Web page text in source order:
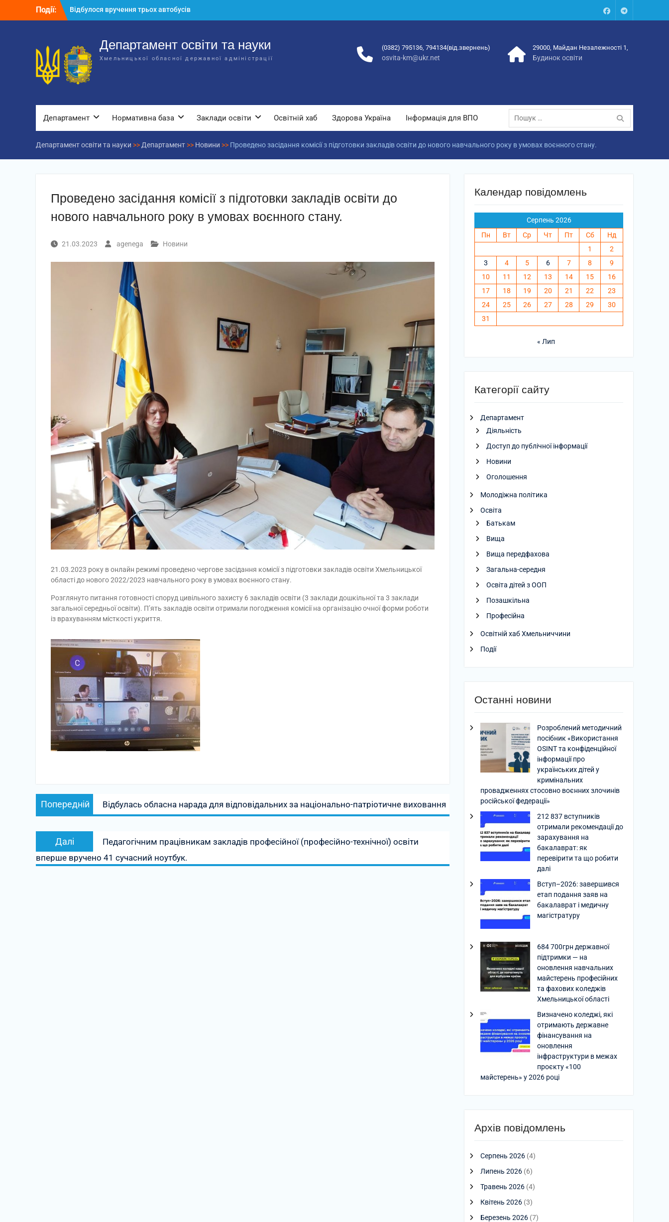
Події:
Відбулося вручення трьох автобусів
для потреб закладів освіти
Департаменту освіти та науки обласної
державної адміністрації
Відбулась обласна нарада для
відповідальних за національно-
патріотичне виховання
FacebookTalegram
Департамент освіти та науки
Хмельницької обласної державної адміністрації
(0382) 795136, 794134(від.звернень)
osvita-km@ukr.net
29000, Майдан Незалежності 1,
Будинок освіти
Департамент Нормативна база Заклади освіти Освітній хаб Здорова Україна Інформація для ВПО
Пошук:
Департамент освіти та науки >> Департамент >> Новини >> Проведено засідання комісії з підготовки закладів освіти до нового навчального року в умовах воєнного стану.
Проведено засідання комісії з підготовки закладів освіти до
нового навчального року в умовах воєнного стану.
21.03.2023 agenega Новини
21.03.2023 року в онлайн режимі проведено чергове засідання комісії з підготовки закладів освіти Хмельницької
області до нового 2022/2023 навчального року в умовах воєнного стану.
Розглянуто питання готовності споруд цивільного захисту 6 закладів освіти (3 заклади дошкільної та 3 заклади
загальної середньої освіти). П’ять закладів освіти отримали погодження комісії на організацію очної форми роботи
із врахуванням місткості укриття.
Навігація
записів
Попередній
Попередній
запис:
Відбулась обласна нарада для відповідальних за національно-патріотичне виховання
Далі
Наступний
запис:
Педагогічним працівникам закладів професійної (професійно-технічної) освіти
вперше вручено 41 сучасний ноутбук.
Календар повідомлень
Серпень 2026
Пн
Вт Ср Чт Пт Сб
Нд
1
2
3
4 5 6 7 8
9
10
11 12 13 14 15
16
17
18 19 20 21 22
23
24
25 26 27 28 29
30
31
« Лип
Категорії сайту
Департамент
Діяльність
Доступ до публічної інформації
Новини
Оголошення
Молодіжна політика
Освіта
Батькам
Вища
Вища передфахова
Загальна-середня
Освіта дітей з ООП
Позашкільна
Професійна
Освітній хаб Хмельниччини
Події
Останні новини
Розроблений методичний
посібник «Використання
OSINT та конфіденційної
інформації про
українських дітей у
кримінальних
провадженнях стосовно воєнних злочинів
російської федерації»
212 837 вступників
отримали рекомендації до
зарахування на
бакалаврат: як
перевірити та що робити
далі
Вступ–2026: завершився
етап подання заяв на
бакалаврат і медичну
магістратуру
684 700грн державної
підтримки — на
оновлення навчальних
майстерень професійних
та фахових коледжів
Хмельницької області
Визначено коледжі, які
отримають державне
фінансування на
оновлення
інфраструктури в межах
проєкту «100
майстерень» у 2026 році
Архів повідомлень
Серпень 2026 (4)
Липень 2026 (6)
Травень 2026 (4)
Квітень 2026 (3)
Березень 2026 (7)